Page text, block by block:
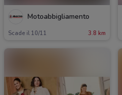
Motoabbigliamento
Scade il 10/11 3.8 km